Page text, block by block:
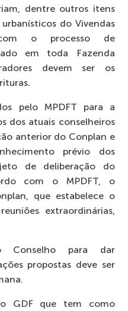
dentre outros itens
do Vivendas
o processo de
em toda Fazenda
devem ser os
pelo MPDFT para a
dos atuais conselheiros
anterior do Conplan e
prévio dos
de deliberação do
com o MPDFT, o
que estabelece o
extraordinárias,
Conselho para dar
propostas deve ser
GDF que tem como